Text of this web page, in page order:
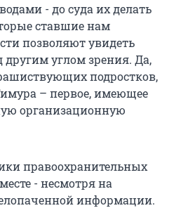
- до суда их делать
ставшие нам
позволяют увидеть
углом зрения. Да,
подростков,
– первое, имеющее
организационную
правоохранительных
- несмотря на
информации.